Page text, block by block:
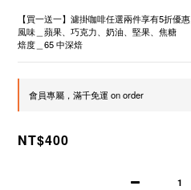
【買一送一】濾掛咖啡任選兩件享有5折優惠
風味＿蘋果、巧克力、奶油、堅果、焦糖
焙度＿65 中深焙
會員專屬，滿千免運 on order
NT$400